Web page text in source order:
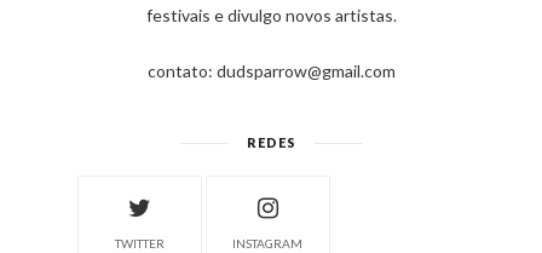
festivais e divulgo novos artistas.
contato: dudsparrow@gmail.com
REDES
TWITTER INSTAGRAM